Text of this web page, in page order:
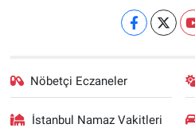
Nöbetçi Eczaneler
İstanbul Namaz Vakitleri